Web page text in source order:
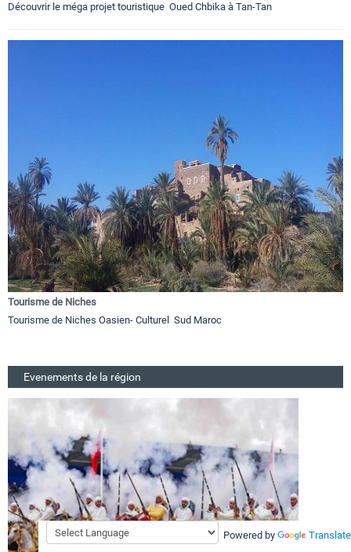
Découvrir le méga projet touristique Oued Chbika à Tan-Tan
Tourisme de Niches
Tourisme de Niches Oasien- Culturel Sud Maroc
Evenements de la région
Powered by Translate